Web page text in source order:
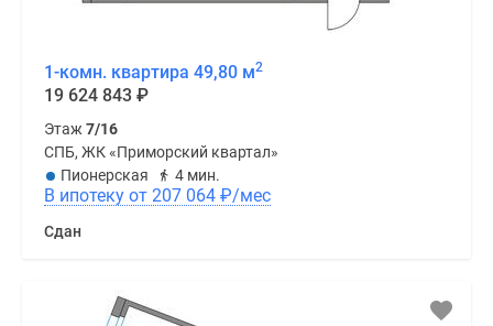
1-комн. квартира 49,80 м2
19 624 843 ₽
Этаж7/16
СПБ, ЖК «Приморский квартал»
Пионерская
4 мин.
В ипотеку от 207 064 ₽/мес
Сдан